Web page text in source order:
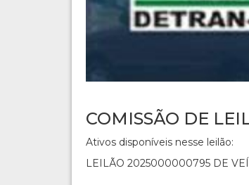
COMISSÃO DE
Ativos disponíveis nesse leilão:
LEILÃO 2025000000795 DE